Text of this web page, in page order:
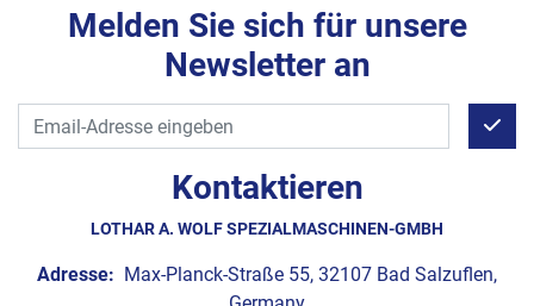
Kontaktieren
LOTHAR A. WOLF SPEZIALMASCHINEN-GMBH
Adresse: Max-Planck-Straße 55, 32107 Bad Salzuflen,
Melden Sie sich für unsere
Newsletter an